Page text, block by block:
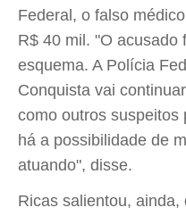
Federal, o falso
R$ 40 mil. "O acusado
esquema. A Polícia
Conquista vai
como outros suspeitos
há a possibilidade de
atuando", disse.
Ricas salientou,